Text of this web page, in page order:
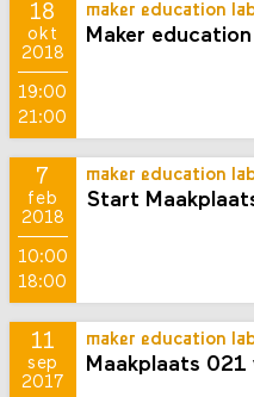
18
okt
2018
19:00
21:00
maker education
Maker
7
feb
2018
10:00
18:00
maker education
Start
11
sep
2017
maker education
Maakplaats 021